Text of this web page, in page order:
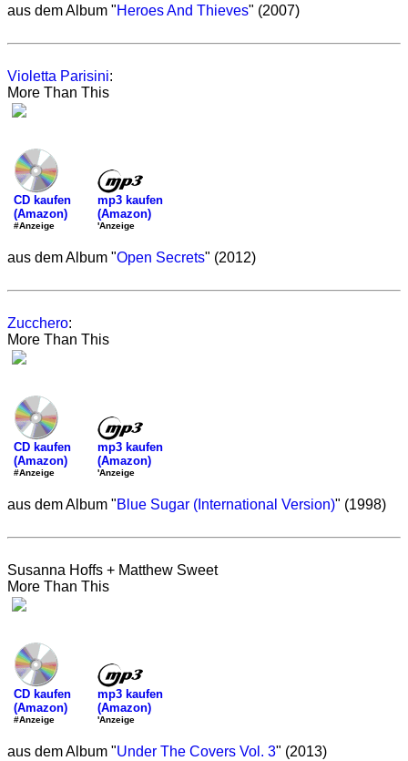
aus dem Album "Heroes And Thieves" (2007)
Violetta Parisini:
More Than This
CD kaufen
(Amazon)
#Anzeige
mp3 kaufen
(Amazon)
'Anzeige
aus dem Album "Open Secrets" (2012)
Zucchero:
More Than This
CD kaufen
(Amazon)
#Anzeige
mp3 kaufen
(Amazon)
'Anzeige
aus dem Album "Blue Sugar (International Version)" (1998)
Susanna Hoffs + Matthew Sweet
More Than This
CD kaufen
(Amazon)
#Anzeige
mp3 kaufen
(Amazon)
'Anzeige
aus dem Album "Under The Covers Vol. 3" (2013)